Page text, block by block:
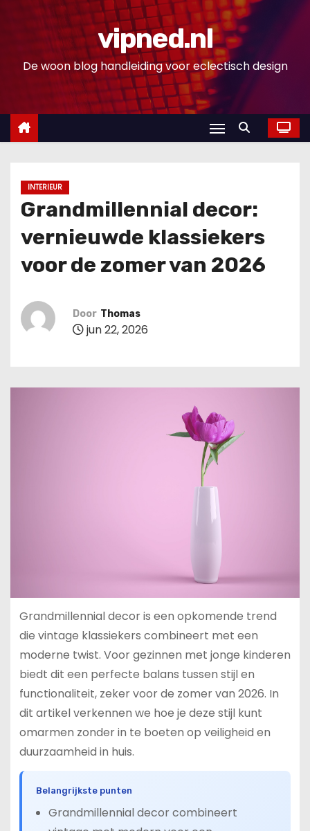
n
vipned.nl
De woon blog handleiding voor eclectisch design
INTERIEUR
Grandmillennial decor:
vernieuwde klassiekers
voor de zomer van 2026
Door Thomas
jun 22, 2026
Grandmillennial decor is een opkomende trend
die vintage klassiekers combineert met een
moderne twist. Voor gezinnen met jonge kinderen
biedt dit een perfecte balans tussen stijl en
functionaliteit, zeker voor de zomer van 2026. In
dit artikel verkennen we hoe je deze stijl kunt
omarmen zonder in te boeten op veiligheid en
duurzaamheid in huis.
Belangrijkste punten
Grandmillennial decor combineert